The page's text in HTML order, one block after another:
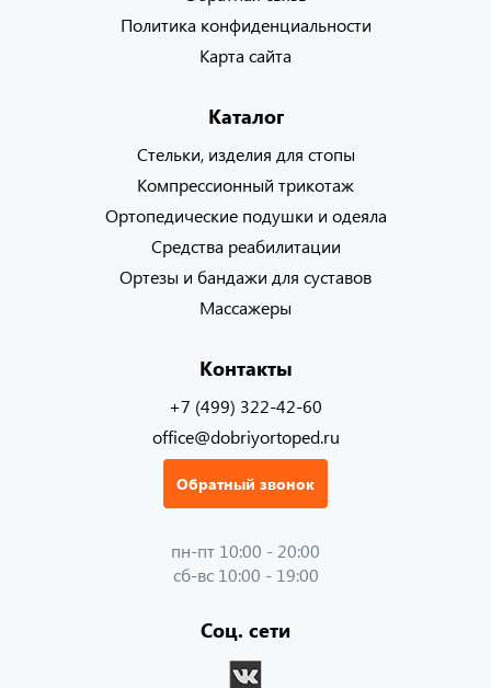
Политика конфиденциальности
Карта сайта
Каталог
Стельки, изделия для стопы
Компрессионный трикотаж
Ортопедические подушки и одеяла
Средства реабилитации
Ортезы и бандажи для суставов
Массажеры
Контакты
+7 (499) 322-42-60
office@dobriyortoped.ru
Обратный звонок
пн-пт 10:00 - 20:00
сб-вс 10:00 - 19:00
Соц. сети